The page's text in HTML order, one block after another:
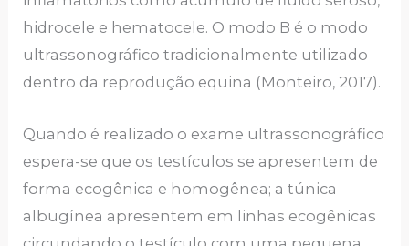
hidrocele e hematocele. O modo B é o modo
ultrassonográfico tradicionalmente utilizado
dentro da reprodução equina (Monteiro, 2017).
Quando é realizado o exame ultrassonográfico
espera-se que os testículos se apresentem de
forma ecogênica e homogênea; a túnica
albugínea apresentem em linhas ecogênicas